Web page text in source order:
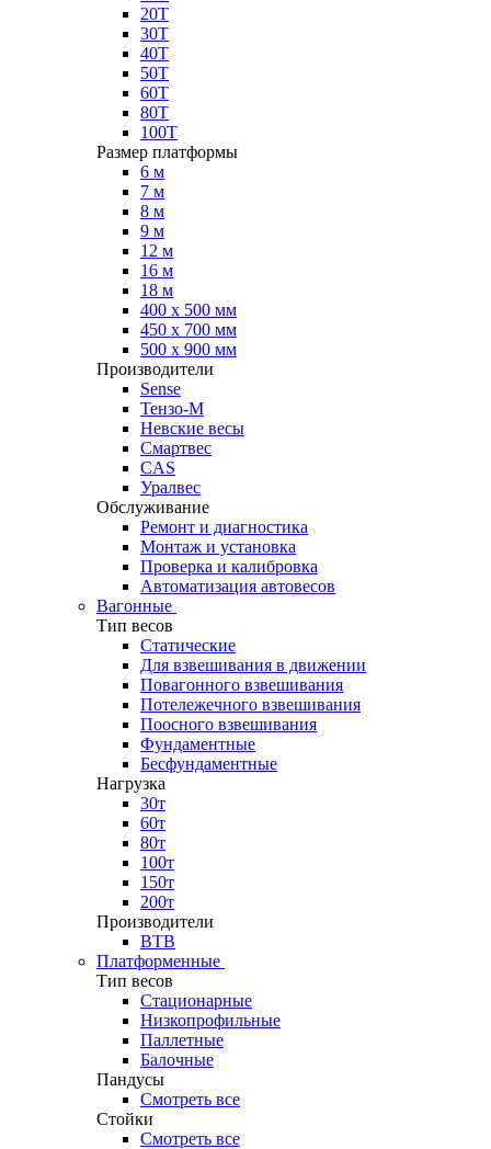
20Т
30Т
40Т
50Т
60Т
80Т
100Т
Размер платформы
6 м
7 м
8 м
9 м
12 м
16 м
18 м
400 х 500 мм
450 х 700 мм
500 х 900 мм
Производители
Sense
Тензо-М
Невские весы
Смартвес
CAS
Уралвес
Обслуживание
Ремонт и диагностика
Монтаж и установка
Проверка и калибровка
Автоматизация автовесов
Вагонные
Тип весов
Статические
Для взвешивания в движении
Повагонного взвешивания
Потележечного взвешивания
Поосного взвешивания
Фундаментные
Бесфундаментные
Нагрузка
30т
60т
80т
100т
150т
200т
Производители
ВТВ
Платформенные
Тип весов
Стационарные
Низкопрофильные
Паллетные
Балочные
Пандусы
Смотреть все
Стойки
Смотреть все